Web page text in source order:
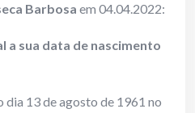
Barbosa em 04.04.2022:
a sua data de nascimento
dia 13 de agosto de 1961 no